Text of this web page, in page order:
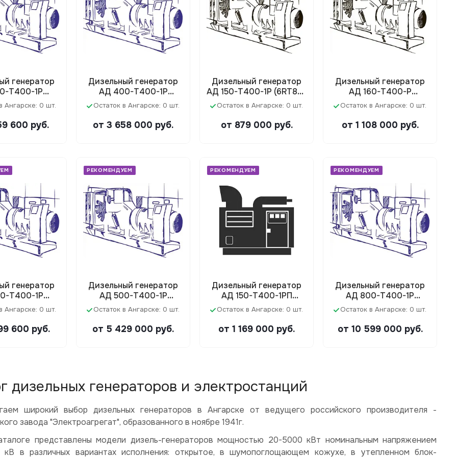
дизельных генераторов и электростанций
широкий выбор дизельных генераторов в Ангарске от ведущего российского производителя -
завода "Электроагрегат", образованного в ноябре 1941г.
представлены модели дизель-генераторов мощностью 20-5000 кВт номинальным напряжением
кВ в различных вариантах исполнения: открытое, в шумопоглощающем кожухе, в утепленном блок-
генератор
Т400-1Р
Ангарске: 0 шт.
600 руб.
генератор
Т400-1Р
Ангарске: 0 шт.
600 руб.
Дизельный генератор
АД 400-Т400-1Р
(Doosan)
Остаток в Ангарске: 0 шт.
от 3 658 000 руб.
РЕКОМЕНДУЕМ
Дизельный генератор
АД 500-Т400-1Р
(Doosan)
Остаток в Ангарске: 0 шт.
от 5 429 000 руб.
Дизельный генератор
АД 150-Т400-1Р (6RT80-
176DE)
Остаток в Ангарске: 0 шт.
от 879 000 руб.
РЕКОМЕНДУЕМ
Дизельный генератор
АД 150-Т400-1РП
(6RT80-176DE) в
кожухе/под капотом
Остаток в Ангарске: 0 шт.
от 1 169 000 руб.
Дизельный генератор
АД 160-Т400-Р
(D610D200A)
Остаток в Ангарске: 0 шт.
от 1 108 000 руб.
РЕКОМЕНДУЕМ
Дизельный генератор
АД 800-Т400-1Р
(Cummins KTA38-G5)
Остаток в Ангарске: 0 шт.
от 10 599 000 руб.